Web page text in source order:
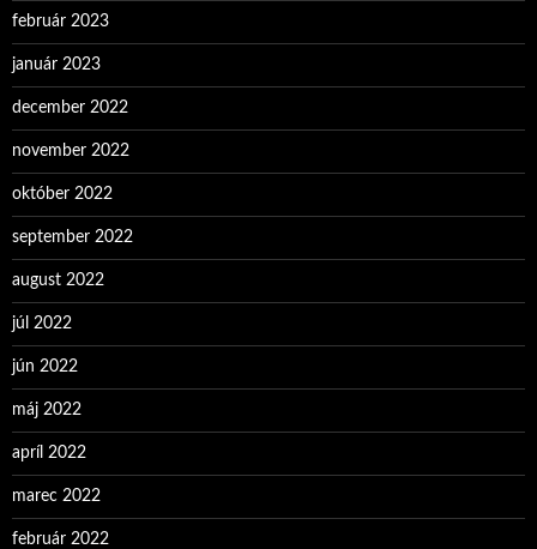
február 2023
január 2023
december 2022
november 2022
október 2022
september 2022
august 2022
júl 2022
jún 2022
máj 2022
apríl 2022
marec 2022
február 2022